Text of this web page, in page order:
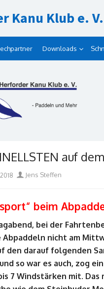
Kanu Klub e. V.
Downloads
auf
Author
Jens Steffen
beim
bei der
Abpaddeln nicht am
den darauf folgenden
so war es auch, zog
7 Windstärken mit.